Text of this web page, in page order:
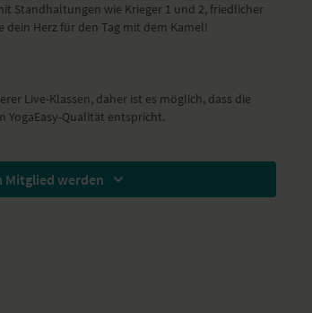
Standhaltungen wie Krieger 1 und 2, friedlicher
dein Herz für den Tag mit dem Kamel!
Live-Klassen, daher ist es möglich, dass die
Qualität entspricht.
Mitglied werden